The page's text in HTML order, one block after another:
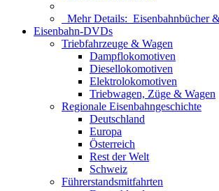
Mehr Details: Eisenbahnbücher
Eisenbahn-DVDs
Triebfahrzeuge & Wagen
Dampflokomotiven
Diesellokomotiven
Elektrolokomotiven
Triebwagen, Züge & Wagen
Regionale Eisenbahngeschichte
Deutschland
Europa
Österreich
Rest der Welt
Schweiz
Führerstandsmitfahrten